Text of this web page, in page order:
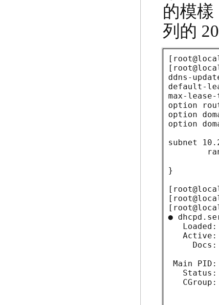
的模
列的
ddns-
default-
max-
option
option
option
subnet
}
●
Main